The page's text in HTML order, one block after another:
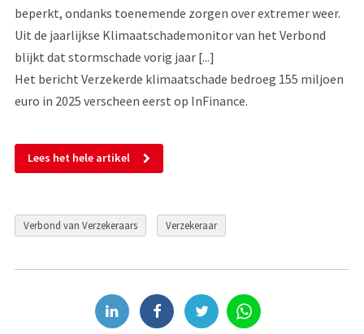
beperkt, ondanks toenemende zorgen over extremer weer.
Uit de jaarlijkse Klimaatschademonitor van het Verbond
blijkt dat stormschade vorig jaar [...]
Het bericht Verzekerde klimaatschade bedroeg 155 miljoen
euro in 2025 verscheen eerst op InFinance.
Lees het hele artikel
Verbond van Verzekeraars Verzekeraar